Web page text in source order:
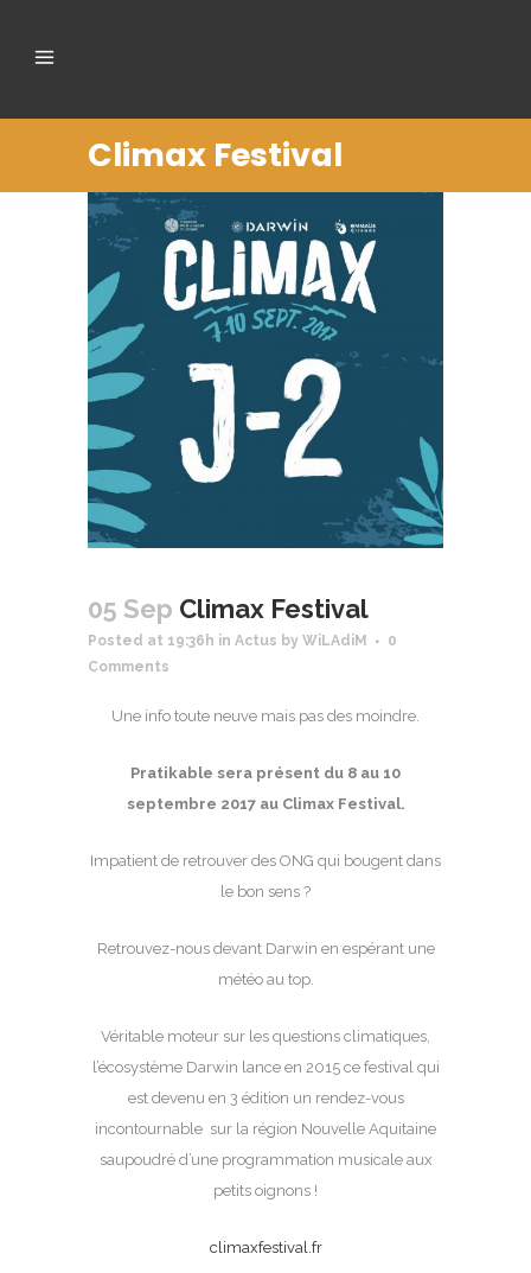
Climax Festival
05 Sep Climax Festival
Posted at 19:36h in Actus by WiLAdiM
0
Comments
Une info toute neuve mais pas des moindre.
Pratikable sera présent du 8 au 10
septembre 2017 au Climax Festival.
Impatient de retrouver des ONG qui bougent dans
le bon sens ?
Retrouvez-nous devant Darwin en espérant une
météo au top.
Véritable moteur sur les questions climatiques,
l’écosystème Darwin lance en 2015 ce festival qui
est devenu en 3 édition un rendez-vous
incontournable sur la région Nouvelle Aquitaine
saupoudré d’une programmation musicale aux
petits oignons !
climaxfestival.fr